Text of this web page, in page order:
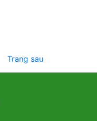
Trang sau